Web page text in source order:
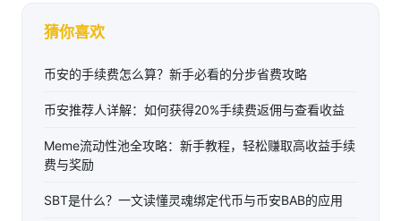
猜你喜欢
币安的手续费怎么算？新手必看的分步省费攻略
币安推荐人详解：如何获得20%手续费返佣与查看收益
Meme流动性池全攻略：新手教程，轻松赚取高收益手续
费与奖励
SBT是什么？一文读懂灵魂绑定代币与币安BAB的应用